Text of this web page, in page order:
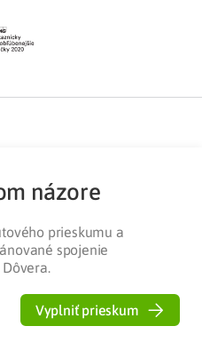
Ochrana osobných údajov
názore
prieskumu a
spojenie
Vyplniť prieskum